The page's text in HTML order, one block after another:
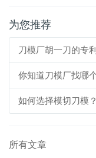
为您推荐
刀模厂胡一刀的专
你知道刀模厂找哪
如何选择模切刀模？
所有文章